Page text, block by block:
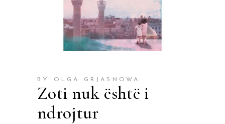
BY OLGA GRJASNOWA
Zoti nuk është i
ndrojtur